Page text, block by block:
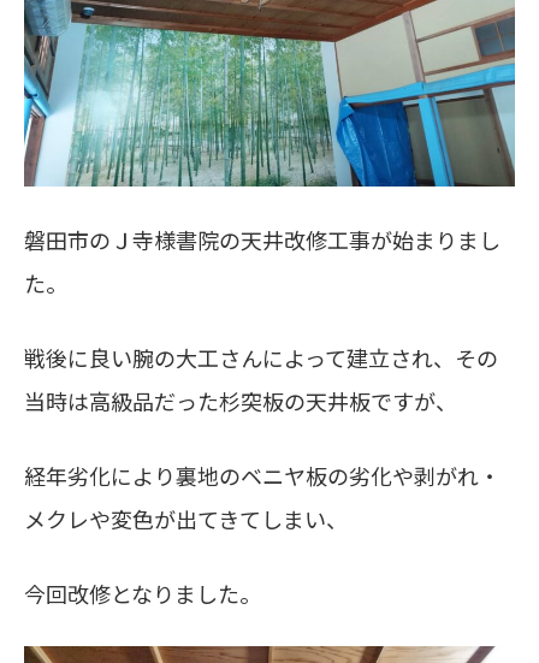
磐田市のＪ寺様書院の天井改修工事が始まりまし
た。
戦後に良い腕の大工さんによって建立され、その
当時は高級品だった杉突板の天井板ですが、
経年劣化により裏地のベニヤ板の劣化や剥がれ・
メクレや変色が出てきてしまい、
今回改修となりました。